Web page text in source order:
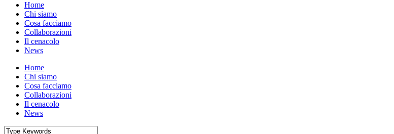
Home
Chi siamo
Cosa facciamo
Collaborazioni
Il cenacolo
News
Home
Chi siamo
Cosa facciamo
Collaborazioni
Il cenacolo
News